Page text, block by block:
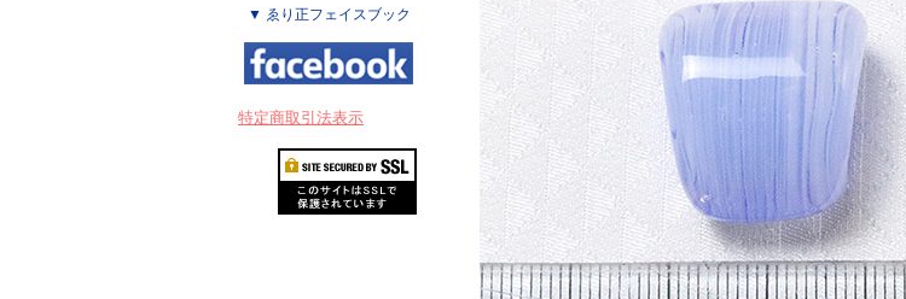
▼ ゑり正フェイスブック
特定商取引法表示